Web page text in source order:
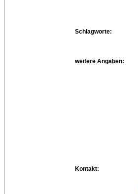
Schlagworte:
weitere Angaben:
Kontakt: